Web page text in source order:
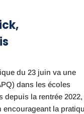
du 23 juin va une
dans les écoles
depuis la rentrée 2022,
encourageant la